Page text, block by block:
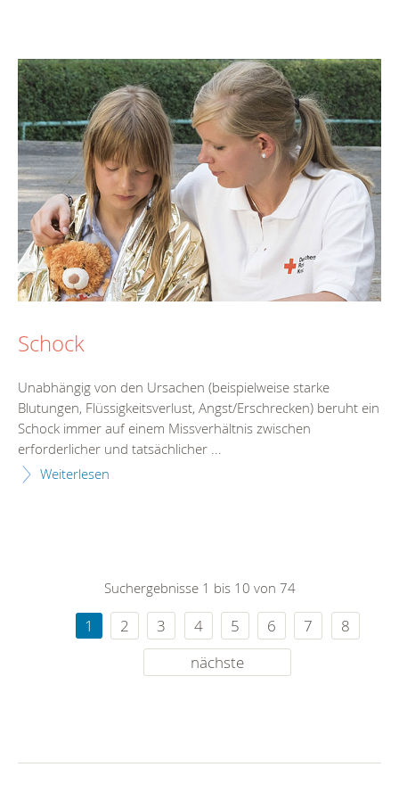
Schock
Unabhängig von den Ursachen (beispielweise starke
Blutungen, Flüssigkeitsverlust, Angst/Erschrecken) beruht ein
Schock immer auf einem Missverhältnis zwischen
erforderlicher und tatsächlicher ...
Weiterlesen
Suchergebnisse 1 bis 10 von 74
1 2 3 4 5 6 7
8
nächste